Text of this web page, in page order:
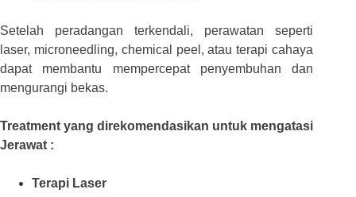
Setelah peradangan terkendali, perawatan seperti
laser, microneedling, chemical peel, atau terapi cahaya
dapat membantu mempercepat penyembuhan dan
mengurangi bekas.
Treatment yang direkomendasikan untuk mengatasi
Jerawat :
Terapi Laser